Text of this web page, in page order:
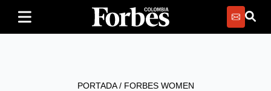
PORTADA/ FORBES WOMEN